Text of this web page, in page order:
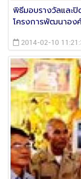
พิธีมอบรางวัลและ
โครงการพัฒนาอง
2014-02-10